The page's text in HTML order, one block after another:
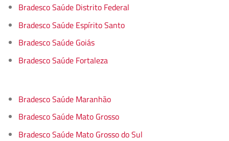
Bradesco Saúde Distrito Federal
Bradesco Saúde Espírito Santo
Bradesco Saúde Goiás
Bradesco Saúde Fortaleza
Bradesco Saúde Maranhão
Bradesco Saúde Mato Grosso
Bradesco Saúde Mato Grosso do Sul